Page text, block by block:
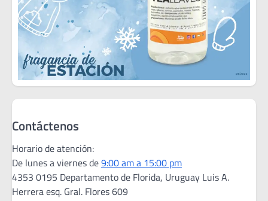
Contáctenos
Horario de atención:
De lunes a viernes de9:00 am a 15:00 pm
4353 0195 Departamento de Florida, Uruguay Luis A.
Herrera esq. Gral. Flores 609